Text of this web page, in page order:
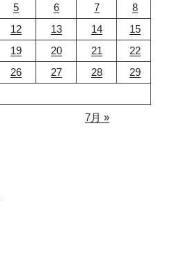
5 6 7
8
12 13 14
15
19 20 21
22
26 27 28
29
7月 »